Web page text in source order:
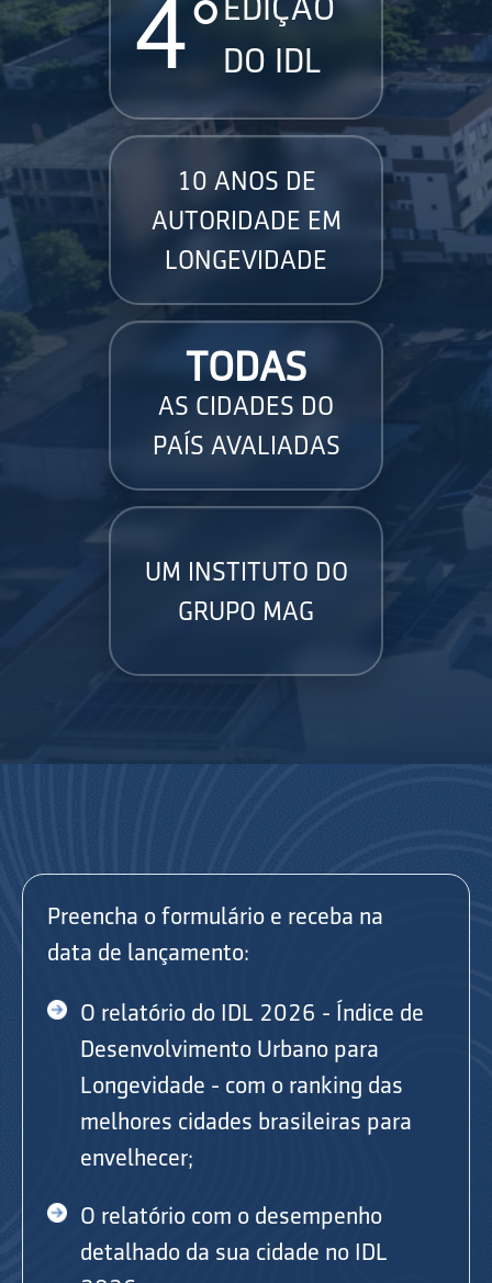
4° EDIÇÃO
DO IDL
10 ANOS DE
AUTORIDADE EM
LONGEVIDADE
TODAS
AS CIDADES DO
PAÍS AVALIADAS
UM INSTITUTO DO
GRUPO MAG
Preencha o formulário e receba na
data de lançamento:
O relatório do IDL 2026 - Índice de
Desenvolvimento Urbano para
Longevidade - com o ranking das
melhores cidades brasileiras para
envelhecer;
O relatório com o desempenho
detalhado da sua cidade no IDL